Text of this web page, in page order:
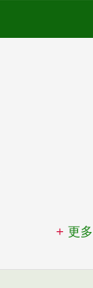
更多